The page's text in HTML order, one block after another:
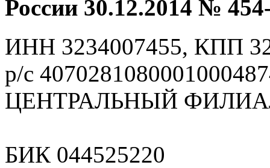
России 30.12.2014 №
ИНН 3234007455, КПП
р/с
ЦЕНТРАЛЬНЫЙ
БИК 044525220